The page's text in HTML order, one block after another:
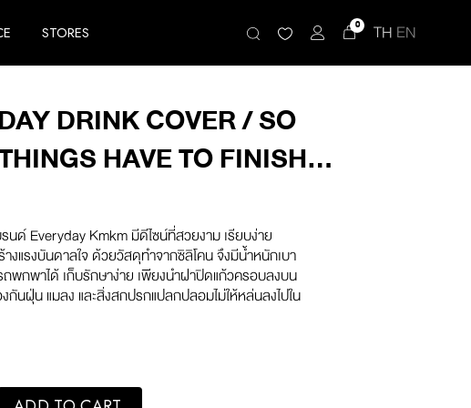
STORES 0 TH EN
DRINK COVER / SO
HAVE TO FINISH
STAY COOL
นด์ Everyday Kmkm มีดีไซน์ที่สวยงาม เรียบง่าย
งแรงบันดาลใจ ด้วยวัสดุทำจากซิลิโคน จึงมีน้ำหนักเบา
พกพาได้ เก็บรักษาง่าย เพียงนำฝาปิดแก้วครอบลงบน
กันฝุ่น แมลง และสิ่งสกปรกแปลกปลอมไม่ให้หล่นลงไปใน
Cover / SO MANY THINGS HAVE TO FINISH BUT I WANNA STAY COOL